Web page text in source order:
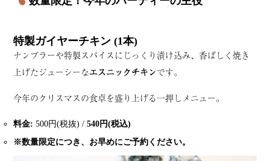
特製ガイヤーチキン (1本)
ナンプラーや特製スパイスにじっくり漬け込み、香ばしく焼き
上げたジューシーなエスニックチキンです。
今年のクリスマスの食卓を盛り上げる一押しメニュー。
料金: 500円(税抜) /540円(税込)
※数量限定につき、お早めにご予約ください。